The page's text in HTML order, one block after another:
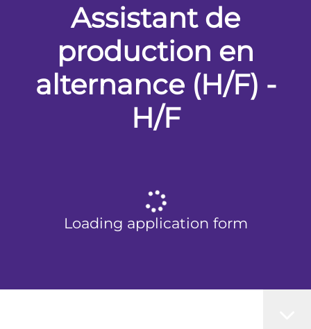
Assistant de
production en
alternance (H/F) -
H/F
Loading application form